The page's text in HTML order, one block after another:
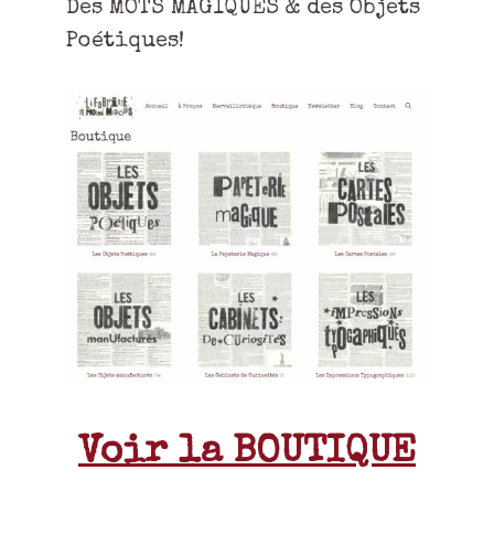
Des MOTS MAGIQUES & des Objets
Poétiques!
Voir la BOUTIQUE